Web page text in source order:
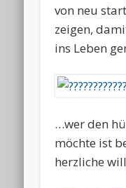
von neu
zeigen,
ins Leben
…wer den
möchte ist
herzliche